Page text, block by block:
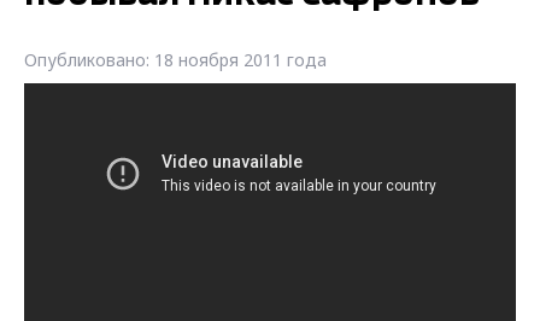
Опубликовано: 18 ноября 2011 года